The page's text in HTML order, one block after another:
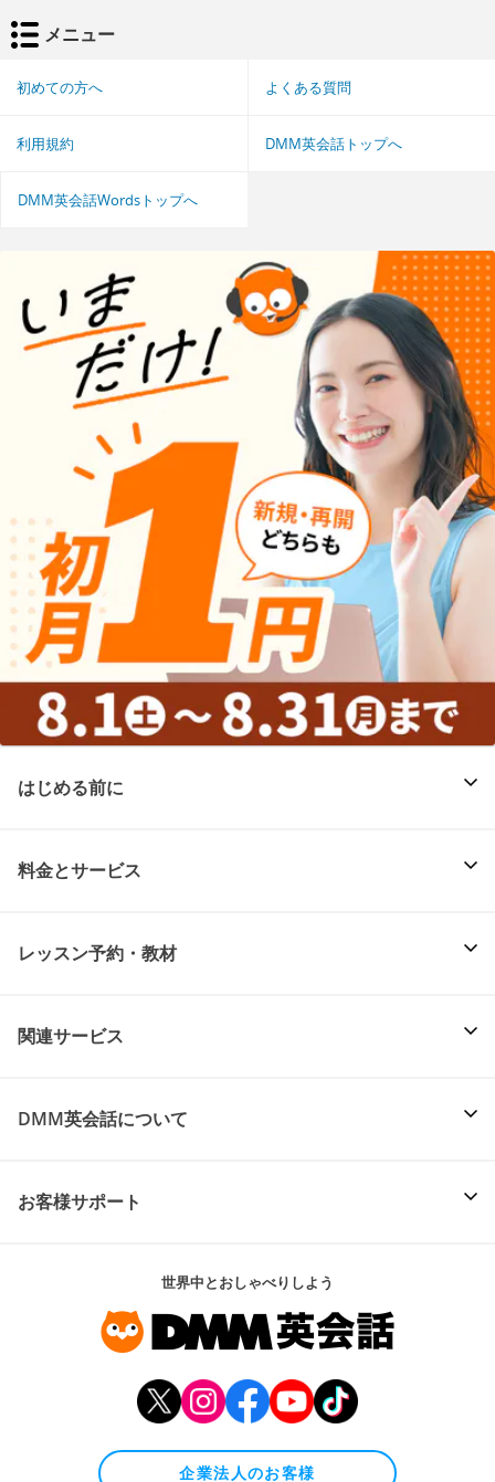
メニュー
初めての方へ よくある質問
利用規約 DMM英会話トップへ
DMM英会話Wordsトップへ
はじめる前に
料金とサービス
レッスン予約・教材
関連サービス
DMM英会話について
お客様サポート
世界中とおしゃべりしよう
企業法人のお客様